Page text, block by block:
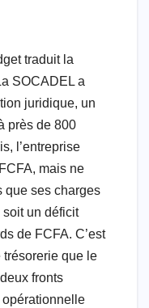
traduit la
SOCADEL a
juridique, un
près de 800
l’entreprise
mais ne
que ses charges
un déficit
de FCFA. C’est
que le
fronts